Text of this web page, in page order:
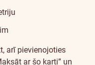
arī pievienojoties
ar šo karti” un